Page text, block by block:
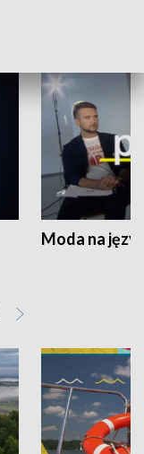
Moda na